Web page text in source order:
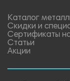
Каталог
Скидки и
Сертификаты
Статьи
Акции